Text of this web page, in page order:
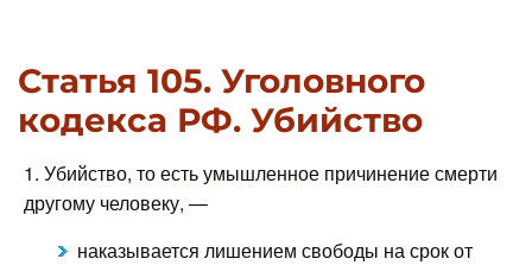
Статья 105. Уголовного
кодекса РФ. Убийство
1. Убийство, то есть умышленное причинение смерти
другому человеку, —
наказывается лишением свободы на срок от